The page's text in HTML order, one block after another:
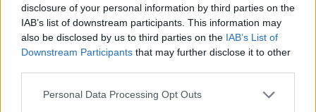
disclosure of your personal information by third parties on the
IAB’s list of downstream participants. This information may
also be disclosed by us to third parties on the IAB’s List of
Downstream Participants that may further disclose it to other
Personal Data Processing Opt Outs